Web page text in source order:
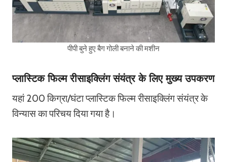
पीपी बुने हुए बैग गोली बनाने की मशीन
प्लास्टिक फिल्म रीसाइक्लिंग संयंत्र के लिए मुख्य उपकरण
यहां 200 किग्रा/घंटा प्लास्टिक फिल्म रीसाइक्लिंग संयंत्र के
विन्यास का परिचय दिया गया है।